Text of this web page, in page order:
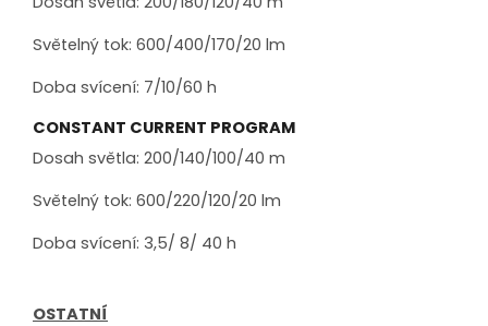
Světelný tok: 600/400/170/20 lm
Doba svícení: 7/10/60 h
CONSTANT CURRENT PROGRAM
Dosah světla: 200/140/100/40 m
Světelný tok: 600/220/120/20 lm
Doba svícení: 3,5/ 8/ 40 h
OSTATNÍ